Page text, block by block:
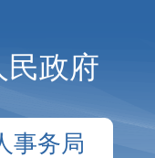
民政府
事务局